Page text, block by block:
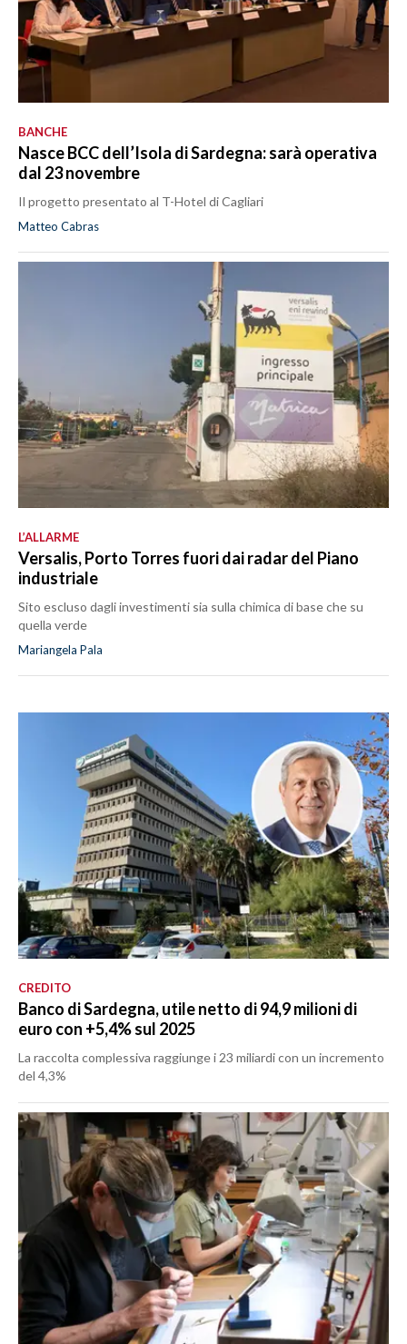
BANCHE
Nasce BCC dell’Isola di Sardegna: sarà operativa
dal 23 novembre
Il progetto presentato al T-Hotel di Cagliari
Matteo Cabras
L’ALLARME
Versalis, Porto Torres fuori dai radar del Piano
industriale
Sito escluso dagli investimenti sia sulla chimica di base che su
quella verde
Mariangela Pala
CREDITO
Banco di Sardegna, utile netto di 94,9 milioni di
euro con +5,4% sul 2025
La raccolta complessiva raggiunge i 23 miliardi con un incremento
del 4,3%